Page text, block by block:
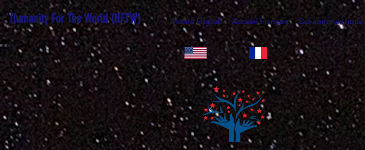
Humanity For The World (HFTW) Home English Accueil Français Qui sommes nous